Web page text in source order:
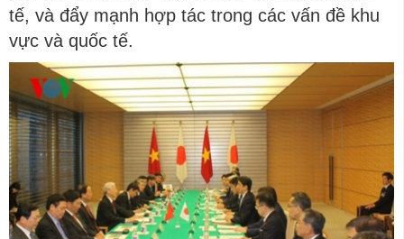
tế, và đẩy mạnh hợp tác trong các vấn đề khu
vực và quốc tế.